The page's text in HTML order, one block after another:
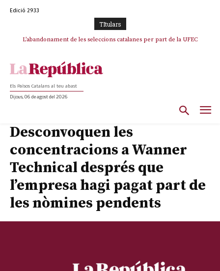
Edició 2933
TItulars
L’abandonament de les seleccions catalanes per part de la UFEC
Els Països Catalans al teu abast
Dijous, 06 de agost del 2026
Desconvoquen les
concentracions a Wanner
Technical després que
l’empresa hagi pagat part de
les nòmines pendents